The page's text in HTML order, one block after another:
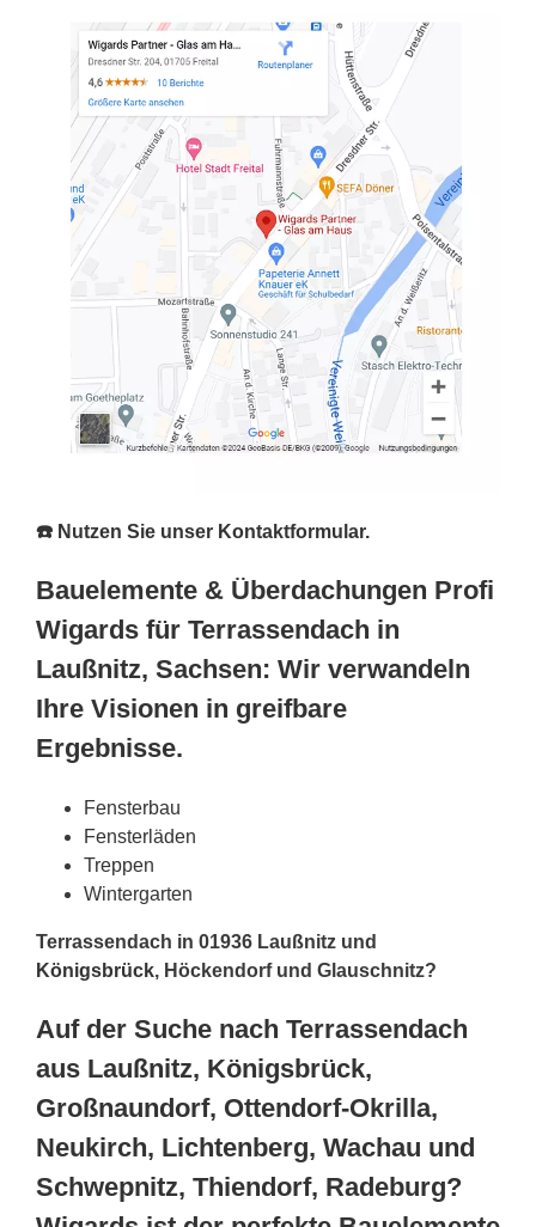
☎️ Nutzen Sie unser Kontaktformular.
Bauelemente & Überdachungen Profi
Wigards für Terrassendach in
Laußnitz, Sachsen: Wir verwandeln
Ihre Visionen in greifbare
Ergebnisse.
Fensterbau
Fensterläden
Treppen
Wintergarten
Terrassendach in 01936 Laußnitz und
Königsbrück, Höckendorf und Glauschnitz?
Auf der Suche nach Terrassendach
aus Laußnitz, Königsbrück,
Großnaundorf, Ottendorf-Okrilla,
Neukirch, Lichtenberg, Wachau und
Schwepnitz, Thiendorf, Radeburg?